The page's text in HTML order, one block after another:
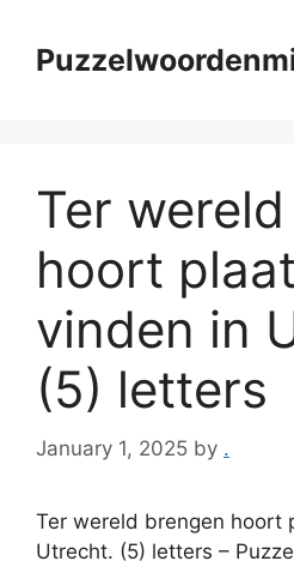
content
Ter
hoort
vinden in
(5) letters
January 1, 2025 by .
Ter wereld brengen hoort
Utrecht. (5) letters –